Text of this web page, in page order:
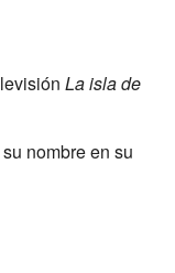
La isla de
nombre en su